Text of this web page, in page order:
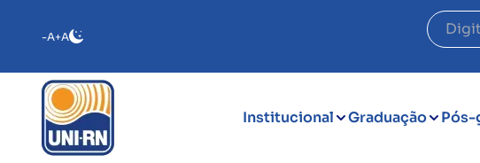
-A+A
Institucional Graduação Pós-